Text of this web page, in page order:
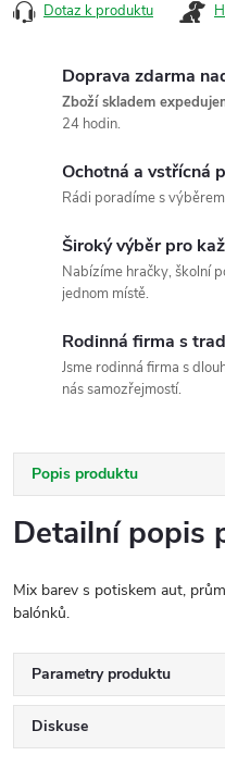
Dotaz k produktu
Doprava zdarma
Zboží skladem
24 hodin.
Ochotná a vstřícná
Rádi poradíme s
Široký výběr pro
Nabízíme hračky, školní
jednom místě.
Rodinná firma s
Jsme rodinná firma s
nás samozřejmostí.
Popis produktu
Detailní popis
Mix barev s potiskem aut,
balónků.
Parametry produktu
Diskuse